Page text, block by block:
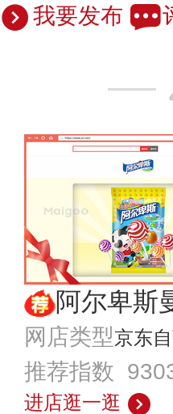
我要发布
阿尔卑斯
网店类型京东
推荐指数
进店逛一逛